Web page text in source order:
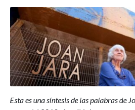
Esta es una síntesis de las palabras de